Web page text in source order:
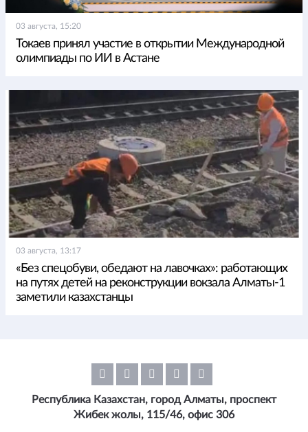
03 августа, 15:20
Токаев принял участие в открытии Международной
олимпиады по ИИ в Астане
03 августа, 13:17
«Без спецобуви, обедают на лавочках»: работающих
на путях детей на реконструкции вокзала Алматы-1
заметили казахстанцы
Республика Казахстан, город Алматы, проспект
Жибек жолы, 115/46, офис 306